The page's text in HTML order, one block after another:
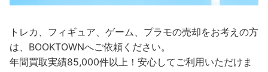
トレカ、フィギュア、ゲーム、プラモの売却をお考えの方
は、BOOKTOWNへご依頼ください。
年間買取実績85,000件以上！安心してご利用いただけま